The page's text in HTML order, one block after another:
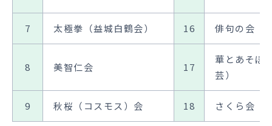
7 太極拳（益城白鶴会） 16 俳句の会
8 美智仁会 17
華とあそぼ
芸）
9 秋桜（コスモス）会 18 さくら会